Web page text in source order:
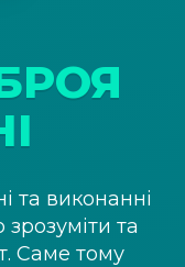
та виконанні
та
Саме тому